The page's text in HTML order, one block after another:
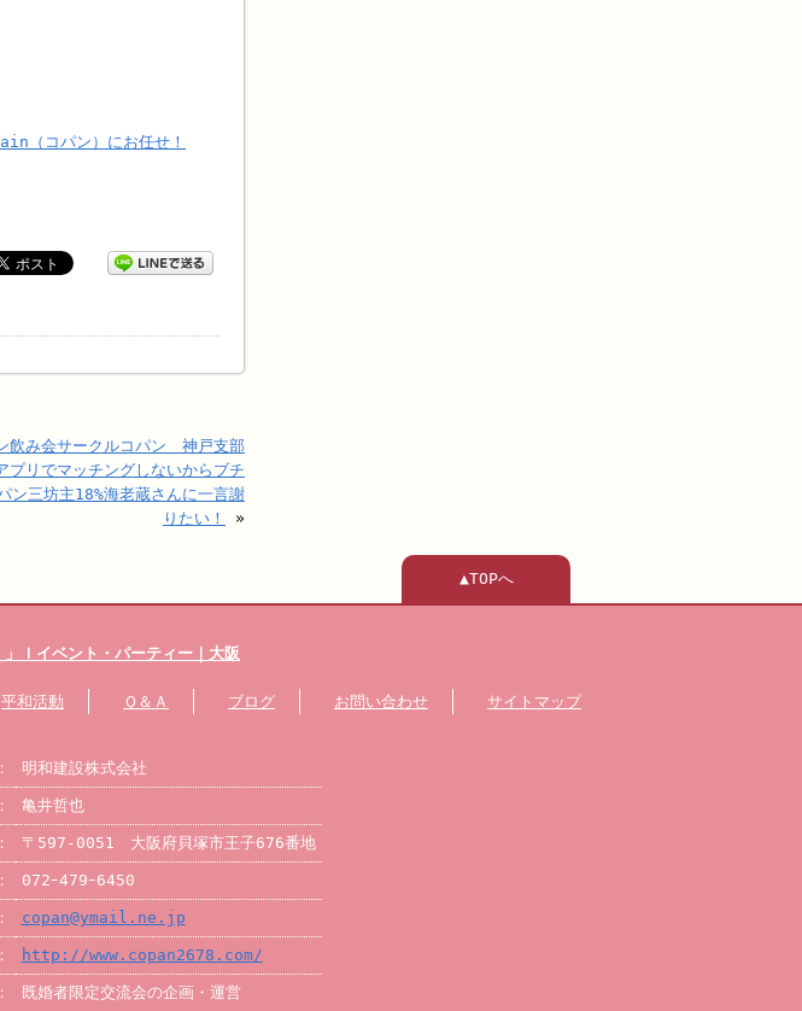
（コパン）にお任せ！
飲み会サークルコパン 神戸支部
プリでマッチングしないからブチ
三坊主18%海老蔵さんに一言謝
りたい！
»
▲TOPへ
ｌイベント・パーティー ｜大阪
平和活動 Ｑ＆Ａ ブログ お問い合わせ サイトマップ
明和建設株式会社
亀井哲也
〒597-0051 大阪府貝塚市王子676番地
072ｰ479ｰ6450
copan@ymail.ne.jp
http://www.copan2678.com/
既婚者限定交流会の企画・運営